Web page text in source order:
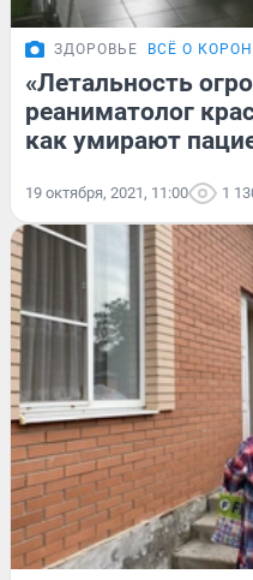
ЗДОРОВЬЕ ВСЁ О
«Летальность
реаниматолог
как умирают
19 октября, 2021, 11:00 1